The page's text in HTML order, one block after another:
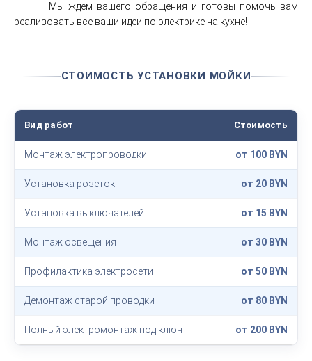
Мы ждем вашего обращения и готовы помочь вам
реализовать все ваши идеи по электрике на кухне!
СТОИМОСТЬ УСТАНОВКИ МОЙКИ
Вид работ Стоимость
Монтаж электропроводки от 100 BYN
Установка розеток от 20 BYN
Установка выключателей от 15 BYN
Монтаж освещения от 30 BYN
Профилактика электросети от 50 BYN
Демонтаж старой проводки от 80 BYN
Полный электромонтаж под ключ от 200 BYN